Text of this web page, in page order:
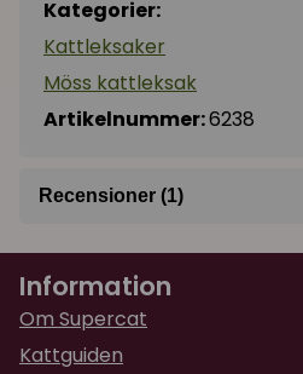
Kategorier:
Kattleksaker
Möss kattleksak
Artikelnummer:6238
Recensioner (1)
Regina
för 1 år sedan
Fin, mjuk leksak som är
Information
Om Supercat
Kattguiden